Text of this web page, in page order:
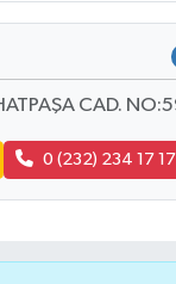
CAD.
0 (232) 234 17 17